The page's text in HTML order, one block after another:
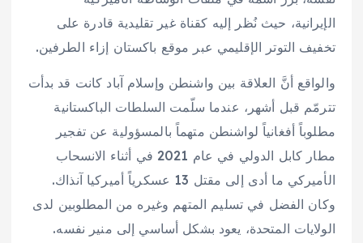
الإيرانية، حيث نُظر إليه كقناة غير تقليدية قادرة على
تخفيف التوتر الإقليمي عبر موقع باكستان إزاء الطرفين.
والواقع أنَّ العلاقة بين واشنطن وإسلام آباد كانت قد بدأت
تترمّم قبل أشهر، عندما سلّمت السلطات الباكستانية
مطلوباً أفغانياً لواشنطن متهماً بالمسؤولية عن تفجير
مطار كابل الدولي في عام 2021 في أثناء الانسحاب
الأميركي ما أدى إلى مقتل 13 عسكرياً أميركيا آنذاك.
وكان الفضل في تسليم المتهم وغيره من المطلوبين لدى
الولايات المتحدة، يعود بشكل أساسي إلى منير نفسه.